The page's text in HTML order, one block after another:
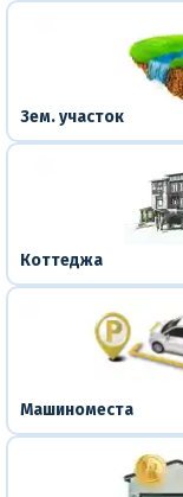
Зем. участок
Коттеджа
Машиноместа